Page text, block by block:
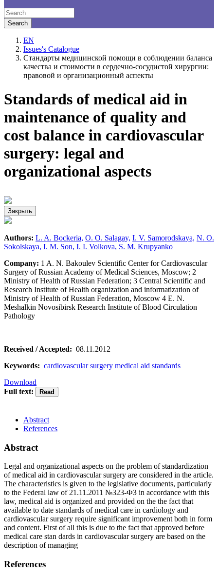
EN
Issues's Catalogue
Стандарты медицинской помощи в соблюдении баланса
качества и стоимости в сердечно-сосудистой хирургии:
правовой и организационный аспекты
Standards of medical aid in
maintenance of quality and
cost balance in cardiovascular
surgery: legal and
organizational aspects
Закрыть
Authors: L. A. Bockeria, O. O. Salagay, I. V. Samorodskaya, N. O.
Sokolskaya, I. M. Son, I. I. Volkova, S. M. Krupyanko
Company: 1 A. N. Bakoulev Scientific Center for Cardiovascular
Surgery of Russian Academy of Medical Sciences, Moscow; 2
Ministry of Health of Russian Federation; 3 Central Scientific and
Research Institute of Health organization and informatization of
Ministry of Health of Russian Federation, Moscow 4 E. N.
Meshalkin Novosibirsk Research Institute of Blood Circulation
Pathology
Received / Accepted: 08.11.2012
Keywords: cardiovascular surgery medical aid standards
Download
Full text:
Abstract
References
Abstract
Legal and organizational aspects on the problem of standardization
of medical aid in cardiovascular surgery are considered in the article.
The characteristics is given to the legislative documents, particularly
to the Federal law of 21.11.2011 №323-ФЗ in accordance with this
law, medical aid is organized and provided on the the fact that
available to date standards of medical care in cardiology and
cardiovascular surgery require significant improvement both in form
and content. First of all this is due to the fact that approved before
medical care stan dards in cardiovascular surgery are based on the
description of managing
References